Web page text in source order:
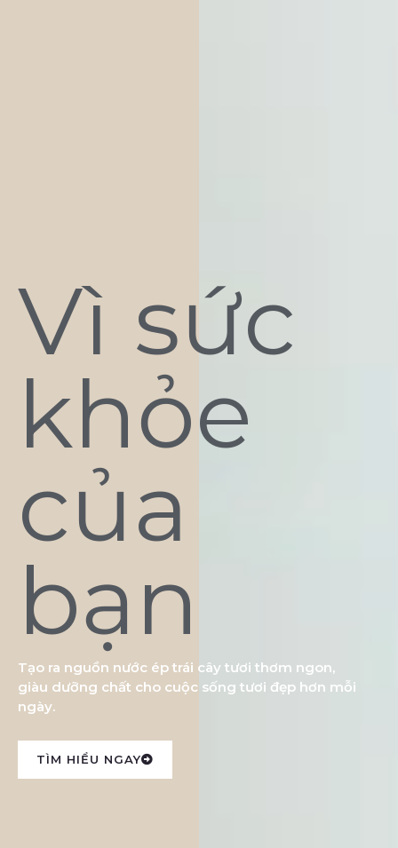
Vì sức
khỏe
của
bạn
Tạo ra nguồn nước ép trái cây tươi thơm ngon,
giàu dưỡng chất cho cuộc sống tươi đẹp hơn mỗi
ngày.
TÌM HIỂU NGAY